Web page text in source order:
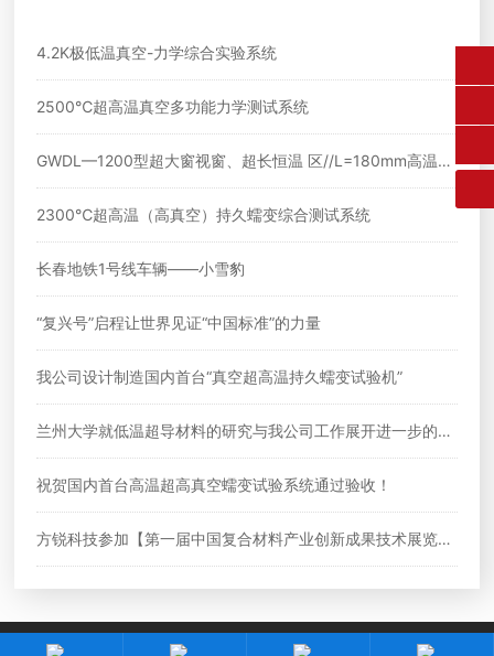
4.2K极低温真空-力学综合实验系统
2500℃超高温真空多功能力学测试系统
GWDL—1200型超大窗视窗、超长恒温 区//L=180mm高温拉
伸试验电炉
2300℃超高温（高真空）持久蠕变综合测试系统
长春地铁1号线车辆——小雪豹
“复兴号”启程让世界见证“中国标准”的力量
我公司设计制造国内首台“真空超高温持久蠕变试验机”
兰州大学就低温超导材料的研究与我公司工作展开进一步的合
作
祝贺国内首台高温超高真空蠕变试验系统通过验收！
方锐科技参加【第一届中国复合材料产业创新成果技术展览
会】
fangruikeji@163.com